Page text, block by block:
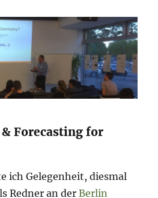
Forecasting for
ich Gelegenheit, diesmal
Redner an derBerlin